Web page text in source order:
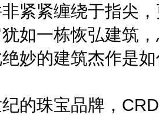
紧紧缠绕于指尖
如一栋恢弘建筑
妙的建筑杰作是
的珠宝品牌，